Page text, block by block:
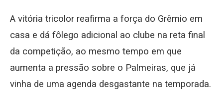
A vitória tricolor reafirma a força do Grêmio em
casa e dá fôlego adicional ao clube na reta final
da competição, ao mesmo tempo em que
aumenta a pressão sobre o Palmeiras, que já
vinha de uma agenda desgastante na temporada.